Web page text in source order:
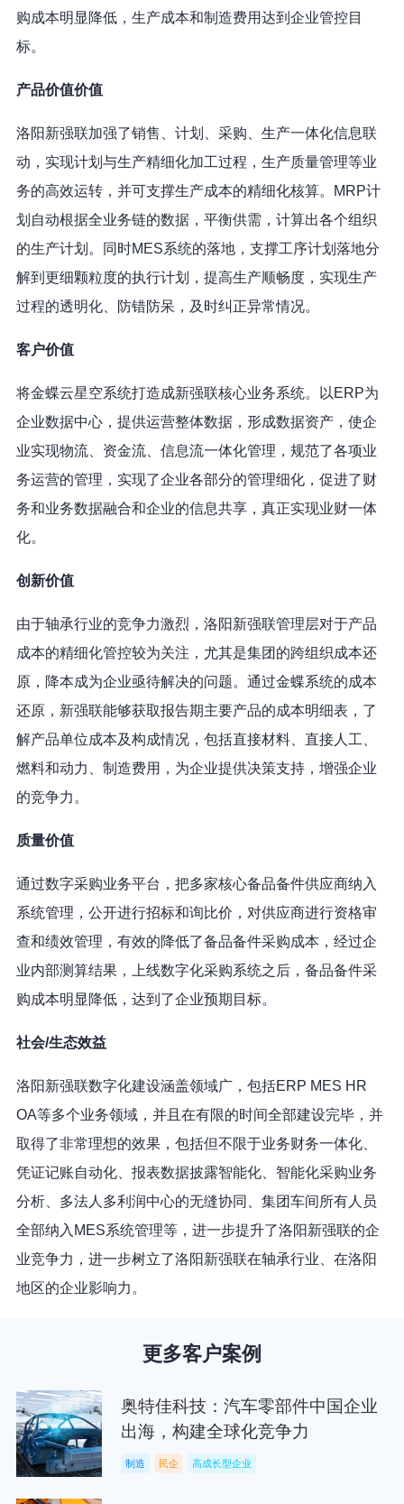
购成本明显降低，生产成本和制造费用达到企业管控目
标。
产品价值价值
洛阳新强联加强了销售、计划、采购、生产一体化信息联
动，实现计划与生产精细化加工过程，生产质量管理等业
务的高效运转，并可支撑生产成本的精细化核算。MRP计
划自动根据全业务链的数据，平衡供需，计算出各个组织
的生产计划。同时MES系统的落地，支撑工序计划落地分
解到更细颗粒度的执行计划，提高生产顺畅度，实现生产
过程的透明化、防错防呆，及时纠正异常情况。
客户价值
将金蝶云星空系统打造成新强联核心业务系统。以ERP为
企业数据中心，提供运营整体数据，形成数据资产，使企
业实现物流、资金流、信息流一体化管理，规范了各项业
务运营的管理，实现了企业各部分的管理细化，促进了财
务和业务数据融合和企业的信息共享，真正实现业财一体
化。
创新价值
由于轴承行业的竞争力激烈，洛阳新强联管理层对于产品
成本的精细化管控较为关注，尤其是集团的跨组织成本还
原，降本成为企业亟待解决的问题。通过金蝶系统的成本
还原，新强联能够获取报告期主要产品的成本明细表，了
解产品单位成本及构成情况，包括直接材料、直接人工、
燃料和动力、制造费用，为企业提供决策支持，增强企业
的竞争力。
质量价值
通过数字采购业务平台，把多家核心备品备件供应商纳入
系统管理，公开进行招标和询比价，对供应商进行资格审
查和绩效管理，有效的降低了备品备件采购成本，经过企
业内部测算结果，上线数字化采购系统之后，备品备件采
购成本明显降低，达到了企业预期目标。
社会/生态效益
洛阳新强联数字化建设涵盖领域广，包括ERP MES HR
OA等多个业务领域，并且在有限的时间全部建设完毕，并
取得了非常理想的效果，包括但不限于业务财务一体化、
凭证记账自动化、报表数据披露智能化、智能化采购业务
分析、多法人多利润中心的无缝协同、集团车间所有人员
全部纳入MES系统管理等，进一步提升了洛阳新强联的企
业竞争力，进一步树立了洛阳新强联在轴承行业、在洛阳
地区的企业影响力。
更多客户案例
奥特佳科技：汽车零部件中国企业
出海，构建全球化竞争力
制造 民企 高成长型企业